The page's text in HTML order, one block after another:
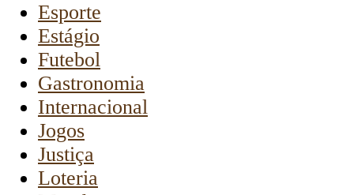
Esporte
Estágio
Futebol
Gastronomia
Internacional
Jogos
Justiça
Loteria